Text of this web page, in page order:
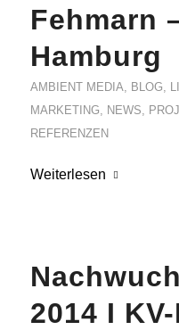
Fehmarn
Hamburg
AMBIENT MEDIA BLOG
MARKETING
NEWS
REFERENZEN
Weiterlesen
2014 I